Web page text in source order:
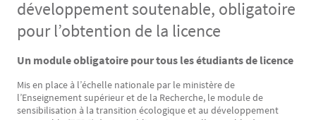
développement soutenable, obligatoire
pour l’obtention de la licence
Texte
Un module obligatoire pour tous les étudiants de licence
Mis en place à l’échelle nationale par le ministère de
l’Enseignement supérieur et de la Recherche, le module de
sensibilisation à la transition écologique et au développement